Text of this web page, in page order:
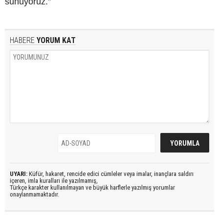
HABERE YORUM KAT
UYARI: Küfür, hakaret, rencide edici cümleler veya imalar, inançlara saldırı
içeren, imla kuralları ile yazılmamış,
Türkçe karakter kullanılmayan ve büyük harflerle yazılmış yorumlar
onaylanmamaktadır.